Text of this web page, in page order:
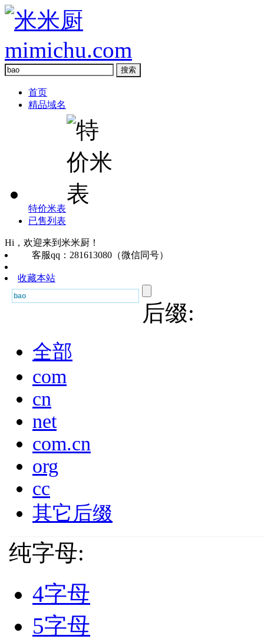
首页
精品域名
特价米表
已售列表
Hi，欢迎来到米米厨！
客服qq：281613080（微信同号）
收藏本站
后缀:
全部
com
cn
net
com.cn
org
cc
其它后缀
纯字母:
4字母
5字母